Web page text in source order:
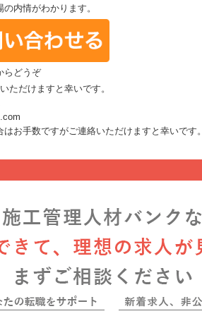
内情がわかります。
らどうぞ
ただけますと幸いです。
お手数ですがご連絡いただけますと幸いです